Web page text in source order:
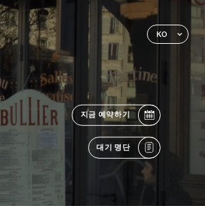
KO
지금 예약하기
대기 명단